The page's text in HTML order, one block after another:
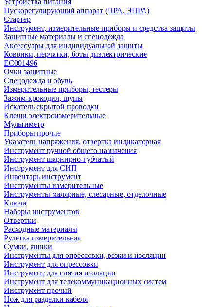
Устройства питания
Пускорегулирующий аппарат (ПРА, ЭПРА)
Стартер
Инструмент, измерительные приборы и средства защиты
Защитные материалы и спецодежда
Аксессуары для индивидуальной защиты
Коврики, перчатки, боты диэлектрические
EC001496
Очки защитные
Спецодежда и обувь
Измерительные приборы, тестеры
Зажим-крокодил, щупы
Искатель скрытой проводки
Клещи электроизмерительные
Мультиметр
Приборы прочие
Указатель напряжения, отвертка индикаторная
Инструмент ручной общего назначения
Инструмент шарнирно-губчатый
Инструмент для СИП
Инвентарь инструмент
Инструменты измерительные
Инструменты малярные, слесарные, отделочные
Ключи
Наборы инструментов
Отвертки
Расходные материалы
Рулетка измерительная
Сумки, ящики
Инструменты для опрессовки, резки и изоляции
Инструмент для опрессовки
Инструмент для снятия изоляции
Инструмент для телекоммуникационных систем
Инструмент прочий
Нож для разделки кабеля